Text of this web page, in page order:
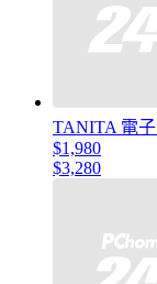
TANITA 電
$1,980
$3,280